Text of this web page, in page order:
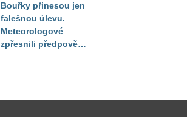
do září
Bouřky přinesou jen
falešnou úlevu.
Meteorologové
zpřesnili předpověď